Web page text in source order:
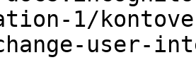
1/
user-